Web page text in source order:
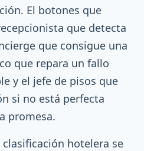
El botones que
que detecta
que consigue una
que repara un fallo
y el jefe de pisos que
si no está perfecta
promesa.
hotelera se